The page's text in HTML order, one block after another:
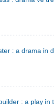
: a drama in
: a play in